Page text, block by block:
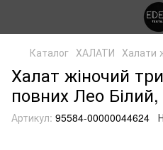
Каталог ХАЛАТИ Халати
Халат жіночий
повних Лео
Артикул: 95584-00000044624